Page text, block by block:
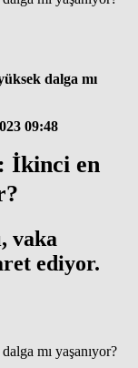
dalga mı
09:48
İkinci en
vaka
ediyor.